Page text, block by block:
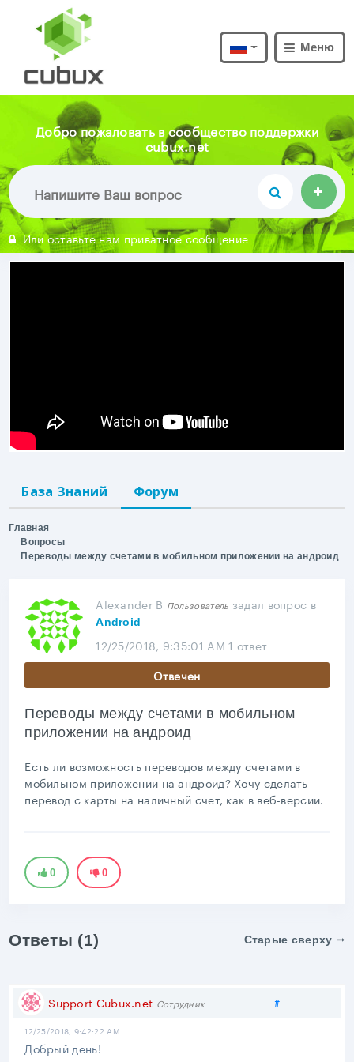
Меню
Добро пожаловать в сообщество поддержки
cubux.net
Или оставьте нам приватное сообщение
База Знаний Форум
Главная
Вопросы
Переводы между счетами в мобильном приложении на андроид
Alexander B Пользователь задал вопрос в
Android
12/25/2018, 9:35:01 AM 1 ответ
Отвечен
Переводы между счетами в мобильном
приложении на андроид
Есть ли возможность переводов между счетами в
мобильном приложении на андроид? Хочу сделать
перевод с карты на наличный счёт, как в веб-версии.
0 0
Ответы (1) Старые сверху
Support Cubux.net Сотрудник #Поделиться
12/25/2018, 9:42:22 AM
Добрый день!